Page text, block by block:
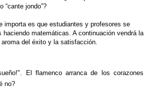
“cante jondo”?
importa es que estudiantes y profesores se
matemáticas. A continuación vendrá la
del éxito y la satisfacción.
El flamenco arranca de los corazones
no?